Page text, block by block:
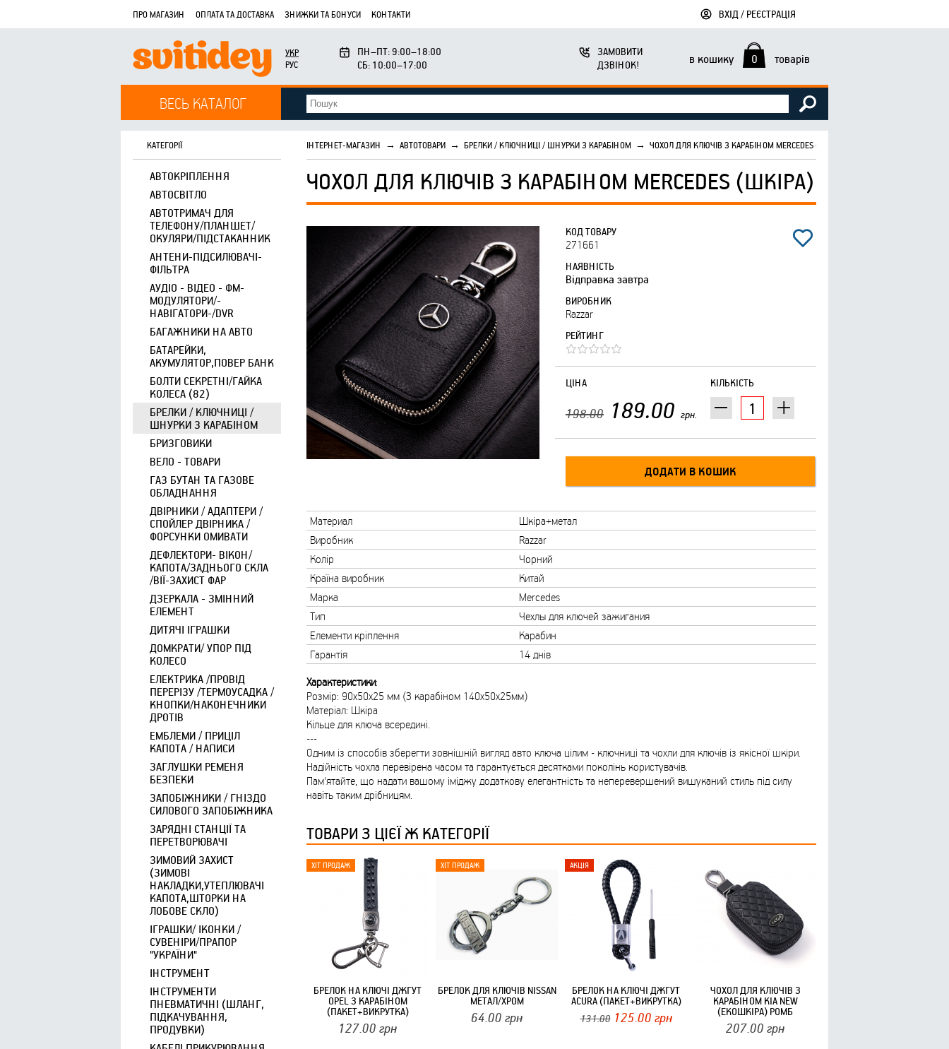
ПРО МАГАЗИН ОПЛАТА ТА ДОСТАВКА ЗНИЖКИ ТА БОНУСИ КОНТАКТИ ВХІД / РЕЄСТРАЦІЯ
УКР
РУС
ПН–ПТ: 9:00–18:00
СБ: 10:00–17:00
ЗАМОВИТИ
ДЗВІНОК!
в кошику 0 товарів
ВЕСЬ КАТАЛОГ
КАТЕГОРІЇ
АВТОКРІПЛЕННЯ
АВТОСВІТЛО
АВТОТРИМАЧ ДЛЯ
ТЕЛЕФОНУ/ПЛАНШЕТ/
ОКУЛЯРИ/ПІДСТАКАННИК
АНТЕНИ-ПІДСИЛЮВАЧІ-
ФІЛЬТРА
АУДІО - ВІДЕО - ФМ-
МОДУЛЯТОРИ/-
НАВІГАТОРИ-/DVR
БАГАЖНИКИ НА АВТО
БАТАРЕЙКИ,
АКУМУЛЯТОР,ПОВЕР БАНК
БОЛТИ СЕКРЕТНІ/ГАЙКА
КОЛЕСА (82)
БРЕЛКИ / КЛЮЧНИЦІ /
ШНУРКИ З КАРАБІНОМ
БРИЗГОВИКИ
ВЕЛО - ТОВАРИ
ГАЗ БУТАН ТА ГАЗОВЕ
ОБЛАДНАННЯ
ДВІРНИКИ / АДАПТЕРИ /
СПОЙЛЕР ДВІРНИКА /
ФОРСУНКИ ОМИВАТИ
ДЕФЛЕКТОРИ- ВІКОН/
КАПОТА/ЗАДНЬОГО СКЛА
/ВІЇ-ЗАХИСТ ФАР
ДЗЕРКАЛА - ЗМІННИЙ
ЕЛЕМЕНТ
ДИТЯЧІ ІГРАШКИ
ДОМКРАТИ/ УПОР ПІД
КОЛЕСО
ЕЛЕКТРИКА /ПРОВІД
ПЕРЕРІЗУ /ТЕРМОУСАДКА /
КНОПКИ/НАКОНЕЧНИКИ
ДРОТІВ
ЕМБЛЕМИ / ПРИЦІЛ
КАПОТА / НАПИСИ
ЗАГЛУШКИ РЕМЕНЯ
БЕЗПЕКИ
ЗАПОБІЖНИКИ / ГНІЗДО
СИЛОВОГО ЗАПОБІЖНИКА
ЗАРЯДНІ СТАНЦІЇ ТА
ПЕРЕТВОРЮВАЧІ
ЗИМОВИЙ ЗАХИСТ
(ЗИМОВІ
НАКЛАДКИ,УТЕПЛЮВАЧІ
КАПОТА,ШТОРКИ НА
ЛОБОВЕ СКЛО)
ІГРАШКИ/ ІКОНКИ /
СУВЕНІРИ/ПРАПОР
"УКРАЇНИ"
ІНСТРУМЕНТ
ІНСТРУМЕНТИ
ПНЕВМАТИЧНІ (ШЛАНГ,
ПІДКАЧУВАННЯ,
ПРОДУВКИ)
ІНТЕРНЕТ-МАГАЗИН → АВТОТОВАРИ → БРЕЛКИ / КЛЮЧНИЦІ / ШНУРКИ З КАРАБІНОМ → ЧОХОЛ ДЛЯ КЛЮЧІВ З КАРАБІНОМ MERCEDES (ШКІРА)
ЧОХОЛ ДЛЯ КЛЮЧІВ З КАРАБІНОМ MERCEDES (ШКІРА)
КОД ТОВАРУ
271661
НАЯВНІСТЬ
Відправка завтра
ВИРОБНИК
Razzar
РЕЙТИНГ
КІЛЬКІСТЬ
ЦІНА
198.00 189.00 грн.
Материал
Шкіра+метал
Виробник
Razzar
Колір
Чорний
Країна виробник
Китай
Марка
Mercedes
Тип
Чехлы для ключей зажигания
Елементи кріплення
Карабин
Гарантія
14 днів
Характеристики:
Розмір: 90х50х25 мм (З карабіном 140х50х25мм)
Матеріал: Шкіра
Кільце для ключа всередині.
---
Одним із способів зберегти зовнішній вигляд авто ключа цілим - ключниці та чохли для ключів із якісної шкіри.
Надійність чохла перевірена часом та гарантується десятками поколінь користувачів.
Пам'ятайте, що надати вашому іміджу додаткову елегантність та неперевершений вишуканий стиль під силу
навіть таким дрібницям.
ТОВАРИ З ЦІЄЇ Ж КАТЕГОРІЇ
БРЕЛОК НА КЛЮЧІ ДЖГУТ
OPEL З КАРАБІНОМ
(ПАКЕТ+ВИКРУТКА)
127.00 грн
БРЕЛОК ДЛЯ КЛЮЧІВ NISSAN
МЕТАЛ/ХРОМ
64.00 грн
БРЕЛОК НА КЛЮЧІ ДЖГУТ
ACURA (ПАКЕТ+ВИКРУТКА)
131.00125.00 грн
ЧОХОЛ ДЛЯ КЛЮЧІВ З
КАРАБІНОМ KIA NEW
(ЕКОШКІРА) РОМБ
207.00 грн